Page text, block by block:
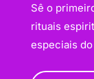
Sê o
rituais
especiais